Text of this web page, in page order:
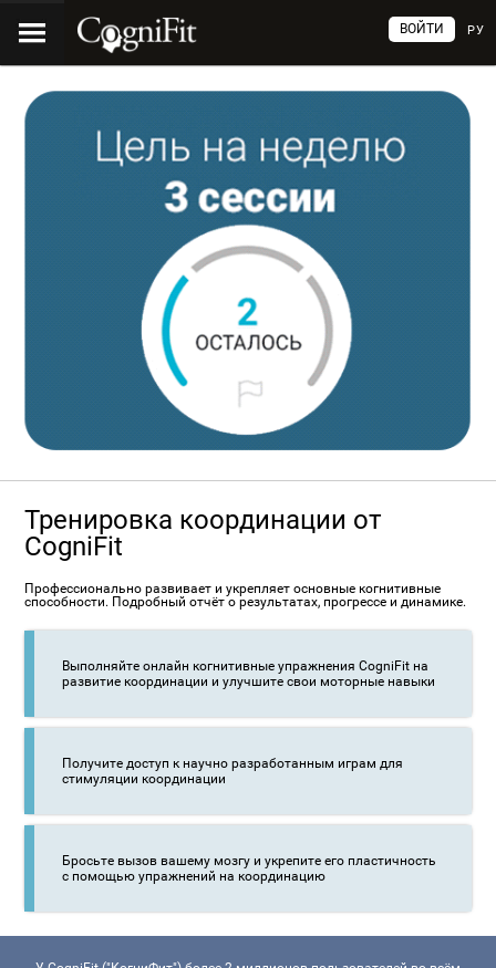
РУ
ВОЙТИ
Тренировка координации от
CogniFit
Профессионально развивает и укрепляет основные когнитивные
способности. Подробный отчёт о результатах, прогрессе и динамике.
Выполняйте онлайн когнитивные упражнения CogniFit на
развитие координации и улучшите свои моторные навыки
Получите доступ к научно разработанным играм для
стимуляции координации
Бросьте вызов вашему мозгу и укрепите его пластичность
с помощью упражнений на координацию